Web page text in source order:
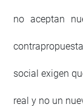
no aceptan
social exigen
real y no un